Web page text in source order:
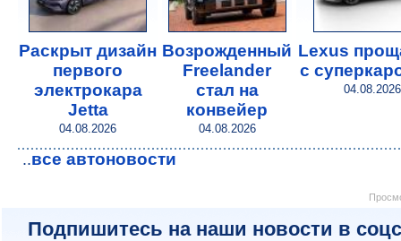
Раскрыт дизайн
первого
электрокара
Jetta
04.08.2026
Возрожденный
Freelander
стал на
конвейер
04.08.2026
Lexus
с
04.08.2026
..все автоновости
Подпишитесь на наши новости в